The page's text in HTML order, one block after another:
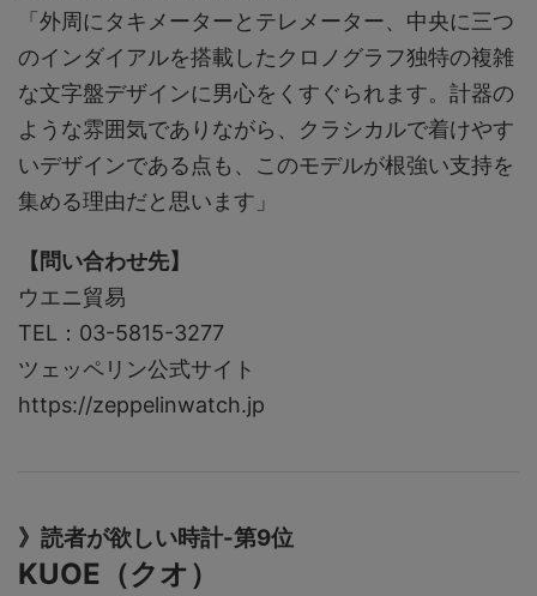
「外周にタキメーターとテレメーター、中央に三つ
のインダイアルを搭載したクロノグラフ独特の複雑
な文字盤デザインに男心をくすぐられます。計器の
ような雰囲気でありながら、クラシカルで着けやす
いデザインである点も、このモデルが根強い支持を
集める理由だと思います」
【問い合わせ先】
ウエニ貿易
TEL：03-5815-3277
ツェッペリン公式サイト
https://zeppelinwatch.jp
》読者が欲しい時計-第9位
KUOE（クオ）